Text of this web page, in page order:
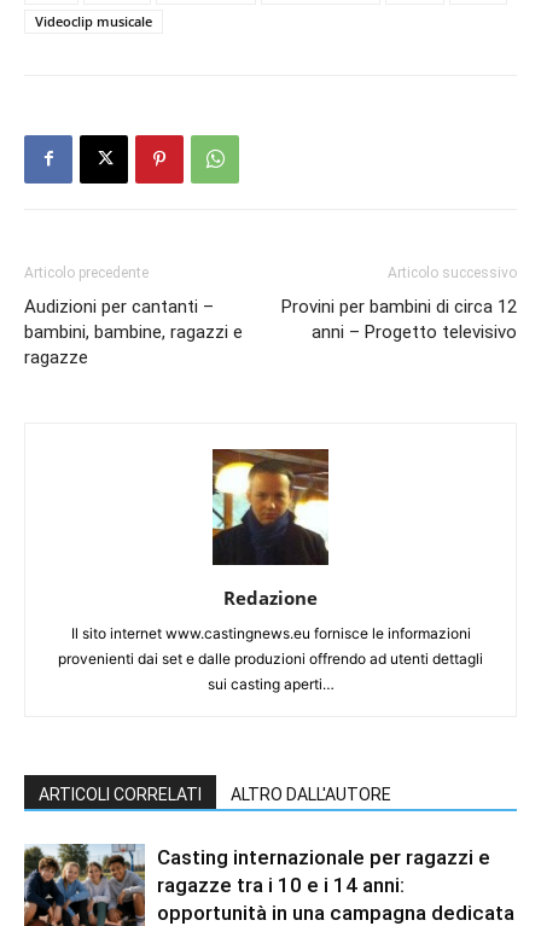
Videoclip musicale
Articolo precedente
Audizioni per cantanti –
bambini, bambine, ragazzi e
ragazze
Articolo successivo
Provini per bambini di circa 12
anni – Progetto televisivo
Redazione
Il sito internet www.castingnews.eu fornisce le informazioni
provenienti dai set e dalle produzioni offrendo ad utenti dettagli
sui casting aperti…
ARTICOLI CORRELATI ALTRO DALL'AUTORE
Casting internazionale per ragazzi e
ragazze tra i 10 e i 14 anni:
opportunità in una campagna dedicata